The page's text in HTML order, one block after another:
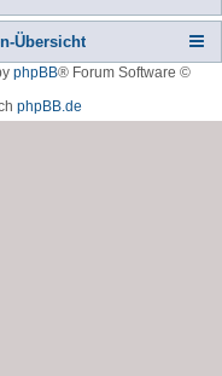
Übersicht
phpBB® Forum Software ©
phpBB.de